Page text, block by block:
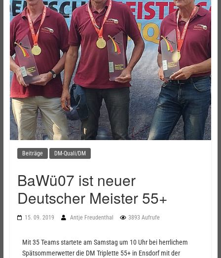
Beiträge DM-Quali/DM
BaWü07 ist neuer
Deutscher Meister 55+
15. 09. 2019 Antje Freudenthal 3893 Aufrufe
Mit 35 Teams startete am Samstag um 10 Uhr bei herrlichem
Spätsommerwetter die DM Triplette 55+ in Ensdorf mit der